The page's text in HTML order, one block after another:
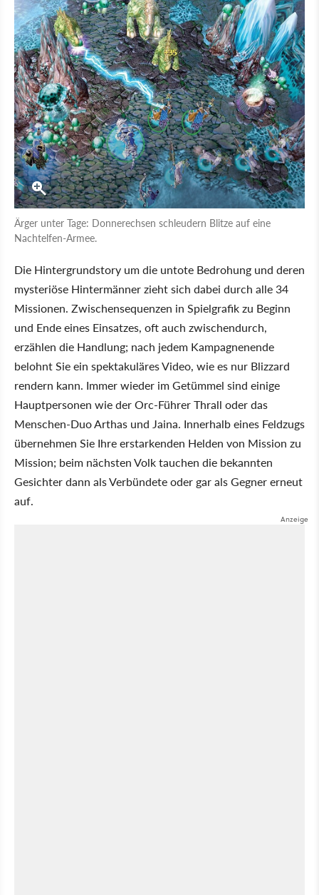
Ärger unter Tage: Donnerechsen schleudern Blitze auf eine
Nachtelfen-Armee.
Die Hintergrundstory um die untote Bedrohung und deren
mysteriöse Hintermänner zieht sich dabei durch alle 34
Missionen. Zwischensequenzen in Spielgrafik zu Beginn
und Ende eines Einsatzes, oft auch zwischendurch,
erzählen die Handlung; nach jedem Kampagnenende
belohnt Sie ein spektakuläres Video, wie es nur Blizzard
rendern kann. Immer wieder im Getümmel sind einige
Hauptpersonen wie der Orc-Führer Thrall oder das
Menschen-Duo Arthas und Jaina. Innerhalb eines Feldzugs
übernehmen Sie Ihre erstarkenden Helden von Mission zu
Mission; beim nächsten Volk tauchen die bekannten
Gesichter dann als Verbündete oder gar als Gegner erneut
auf.